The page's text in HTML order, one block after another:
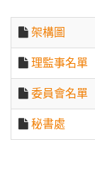
架構圖
理監事名單
委員會名單
秘書處